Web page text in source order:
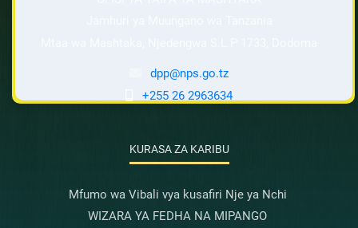
dpp@nps.go.tz
+255 26 2963634
KURASA ZA KARIBU
Mfumo wa Vibali vya kusafiri Nje ya Nchi
WIZARA YA FEDHA NA MIPANGO